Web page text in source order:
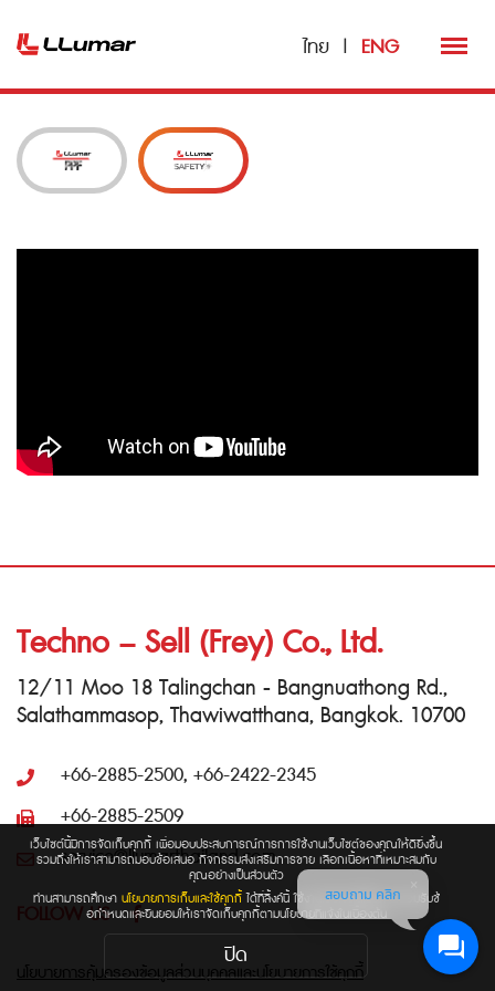
ไทย | ENG
Techno – Sell (Frey) Co., Ltd.
12/11 Moo 18 Talingchan - Bangnuathong Rd.,
Salathammasop, Thawiwatthana, Bangkok. 10700
+66-2885-2500, +66-2422-2345
+66-2885-2509
service@llumarthailand.com
FOLLOW US
นโยบายการคุ้มครองข้อมูลส่วนบุคคลและนโยบายการใช้คุกกี้
เว็บไซต์นี้มีการจัดเก็บคุกกี้ เพื่อมอบประสบการณ์การการใช้งานเว็บไซต์ของคุณให้ดียิ่งขึ้น
รวมถึงให้เราสามารถมอบข้อเสนอ กิจกรรมส่งเสริมการขาย เลือกเนื้อหาที่เหมาะสมกับ
คุณอย่างเป็นส่วนตัว
ท่านสามารถศึกษา นโยบายการเก็บและใช้คุกกี้ได้ที่ลิ้งค์นี้ ใช้งานเว็บไซต์นี้เป็นการยอมรับช้
อกำหนดและยินยอมให้เราจัดเก็บคุกกี้ตามนโยบายที่แจ้งในเบื้องต้น
ปิด
สอบถาม คลิก